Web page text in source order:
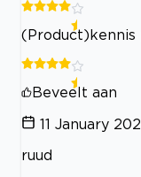
(Product)kennis
Beveelt aan
11 January
ruud